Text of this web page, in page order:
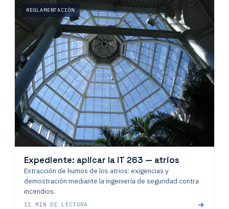
REGLAMENTACIÓN
Expediente: aplicar la IT 263 — atrios
Extracción de humos de los atrios: exigencias y
demostración mediante la ingeniería de seguridad contra
incendios.
11 MIN DE LECTURA